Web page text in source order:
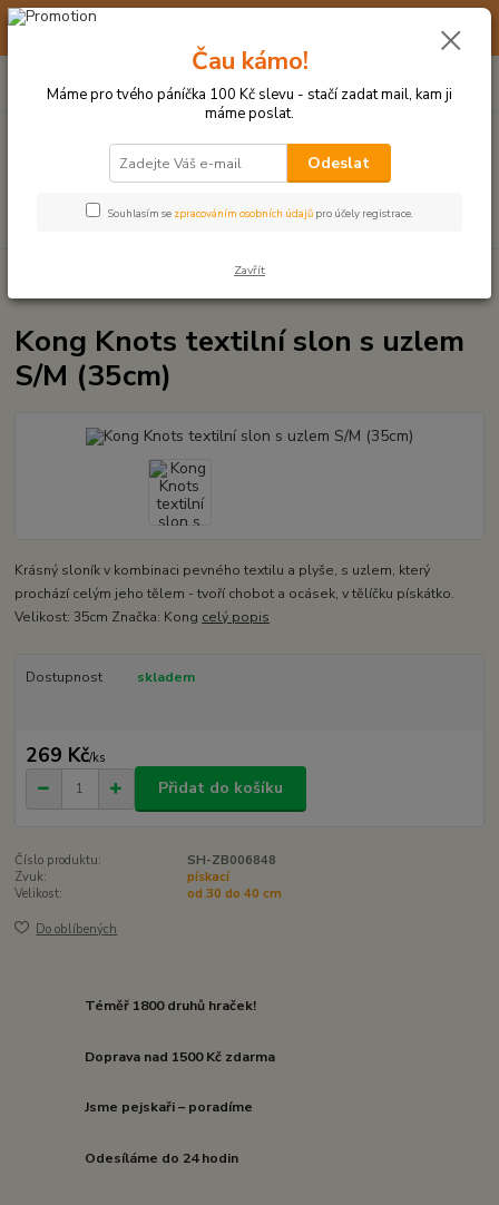
☀️ 10. - 14. SRPNA 2026 MÁME DOVOLENOU ☀️ OBJEDNÁVKY
Hledat
po–pá: 9–17 hod.
za0 Kč
PLYŠOVÉ A TEXTILNÍ HRAČKY
Kong Knots textilní slon s uzlem
S/M (35cm)
Krásný sloník v kombinaci pevného textilu a plyše, s uzlem, který
prochází celým jeho tělem - tvoří chobot a ocásek, v tělíčku pískátko.
Velikost: 35cm Značka: Kong celý popis
Dostupnost skladem
269 Kč/ks
Přidat do košíku
Číslo produktu:
SH-ZB006848
Zvuk:
pískací
Velikost:
od 30 do 40 cm
Do oblíbených
Téměř 1800 druhů hraček!
Doprava nad 1500 Kč zdarma
Jsme pejskaři – poradíme
Odesíláme do 24 hodin
Čau kámo!
Máme pro tvého páníčka 100 Kč slevu - stačí zadat mail, kam ji
máme poslat.
Odeslat
Souhlasím se zpracováním osobních údajů pro účely registrace.
Zavřít